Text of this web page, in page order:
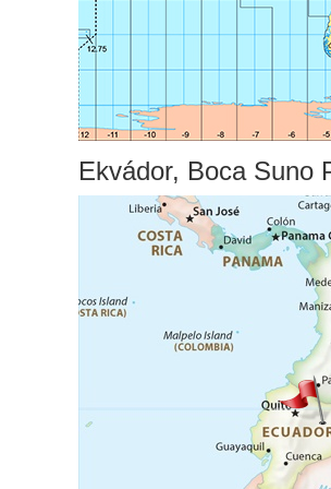
Ekvádor, Boca Suno